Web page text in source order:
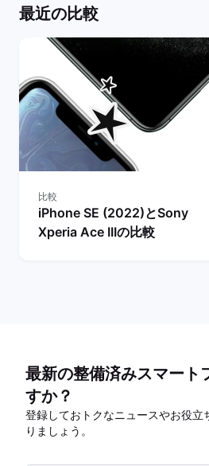
最近の比較
比較
iPhone SE (2022)とSony
Xperia Ace IIIの比較
最新の整備済みスマート
すか？
登録しておトクなニュースやお役立
りましょう。